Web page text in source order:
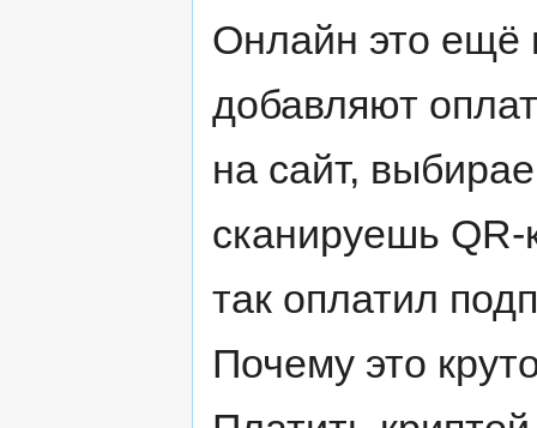
Онлайн это ещё
добавляют
на сайт,
сканируешь
так оплатил
Почему это